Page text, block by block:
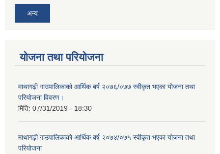
अन्य
योजना तथा परियोजना
माथागढ़ी गाउपालिकाको आर्थिक बर्ष २०७६/०७७ स्वीकृत भएका योजना तथा
परियोजना विवरण।
मिति: 07/31/2019 - 18:30
माथागढ़ी गाउपालिकाको आर्थिक बर्ष २०७४/०७५ स्वीकृत भएका योजना तथा
परियोजना